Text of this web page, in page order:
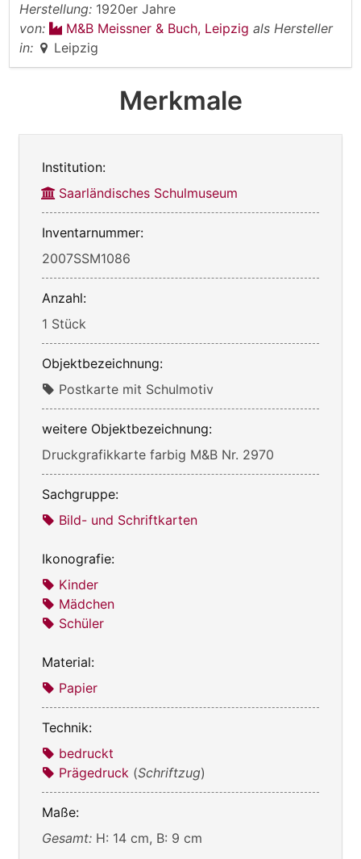
Herstellung: 1920er Jahre
von:
M&B Meissner & Buch, Leipzig als Hersteller
in:
Leipzig
Merkmale
Institution:
Saarländisches Schulmuseum
Inventarnummer:
2007SSM1086
Anzahl:
1 Stück
Objektbezeichnung:
Postkarte mit Schulmotiv
weitere Objektbezeichnung:
Druckgrafikkarte farbig M&B Nr. 2970
Sachgruppe:
Bild- und Schriftkarten
Ikonografie:
Kinder
Mädchen
Schüler
Material:
Papier
Technik:
bedruckt
Prägedruck (Schriftzug)
Maße:
Gesamt: H: 14 cm, B: 9 cm